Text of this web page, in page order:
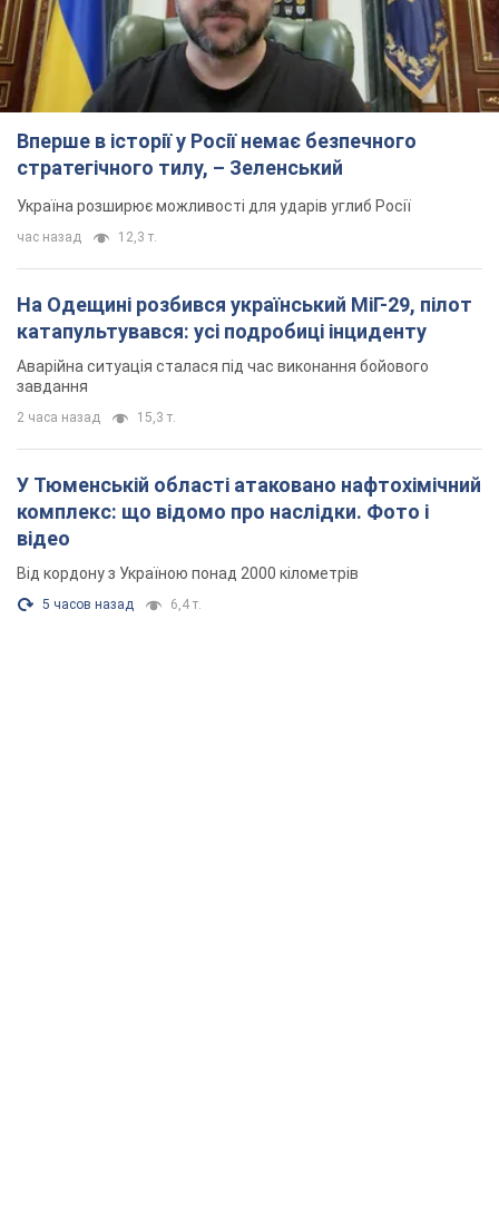
Вперше в історії у Росії немає безпечного
стратегічного тилу, – Зеленський
Україна розширює можливості для ударів углиб Росії
час назад 12,3 т.
На Одещині розбився український МіГ-29, пілот
катапультувався: усі подробиці інциденту
Аварійна ситуація сталася під час виконання бойового
завдання
2 часа назад 15,3 т.
У Тюменській області атаковано нафтохімічний
комплекс: що відомо про наслідки. Фото і
відео
Від кордону з Україною понад 2000 кілометрів
5 часов назад 6,4 т.